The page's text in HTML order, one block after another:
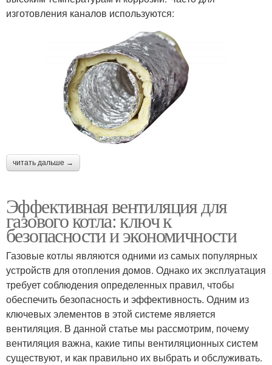
изготовления каналов используются:
читать дальше →
Эффективная вентиляция для
газового котла: ключ к
безопасности и экономичности
Газовые котлы являются одними из самых популярных
устройств для отопления домов. Однако их эксплуатация
требует соблюдения определенных правил, чтобы
обеспечить безопасность и эффективность. Одним из
ключевых элементов в этой системе является
вентиляция. В данной статье мы рассмотрим, почему
вентиляция важна, какие типы вентиляционных систем
существуют, и как правильно их выбрать и обслуживать.